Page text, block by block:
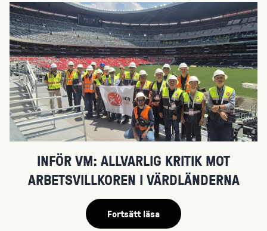
INFÖR VM: ALLVARLIG KRITIK MOT
ARBETSVILLKOREN I VÄRDLÄNDERNA
Fortsätt läsa